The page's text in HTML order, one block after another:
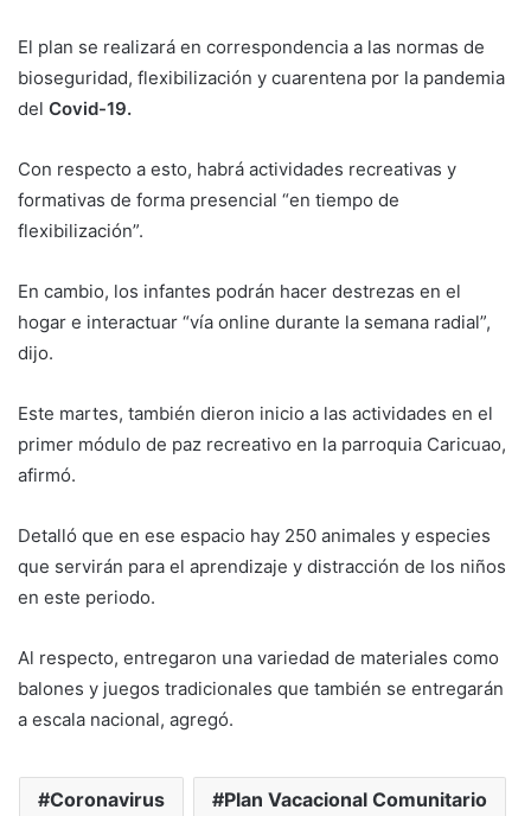
El plan se realizará en correspondencia a las normas de
bioseguridad, flexibilización y cuarentena por la pandemia
del Covid-19.
Con respecto a esto, habrá actividades recreativas y
formativas de forma presencial “en tiempo de
flexibilización”.
En cambio, los infantes podrán hacer destrezas en el
hogar e interactuar “vía online durante la semana radial”,
dijo.
Este martes, también dieron inicio a las actividades en el
primer módulo de paz recreativo en la parroquia Caricuao,
afirmó.
Detalló que en ese espacio hay 250 animales y especies
que servirán para el aprendizaje y distracción de los niños
en este periodo.
Al respecto, entregaron una variedad de materiales como
balones y juegos tradicionales que también se entregarán
a escala nacional, agregó.
Coronavirus Plan Vacacional Comunitario